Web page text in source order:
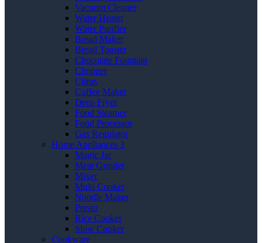
Vacuum Cleaner
Water Heater
Water Purifier
Bread Maker
Bread Toaster
Chocolate Fountain
Chopper
Citrus
Coffee Maker
Deep Fryer
Food Steamer
Food Processor
Gas Regulator
Home Appliances 3
Magic Jar
Meat Grinder
Mixer
Multi Cooker
Noodle Maker
Presto
Rice Cooker
Slow Cooker
Cookware